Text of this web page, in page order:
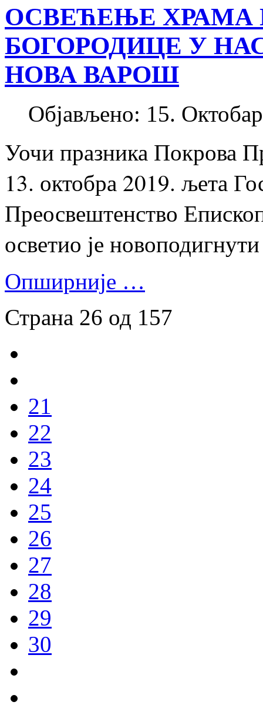
ОСВЕЋЕЊЕ ХРАМА
БОГОРОДИЦЕ У
НОВА ВАРОШ
Објављено: 15.
Уочи празника Покрова
13. октобра 2019. љета
Преосвештенство
осветио је
Опширније …
Страна 26 од 157
21
22
23
24
25
26
27
28
29
30